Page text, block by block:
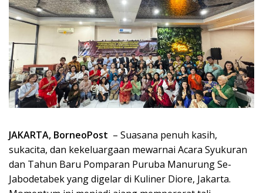
JAKARTA, BorneoPost – Suasana penuh kasih,
sukacita, dan kekeluargaan mewarnai Acara Syukuran
dan Tahun Baru Pomparan Puruba Manurung Se-
Jabodetabek yang digelar di Kuliner Diore, Jakarta.